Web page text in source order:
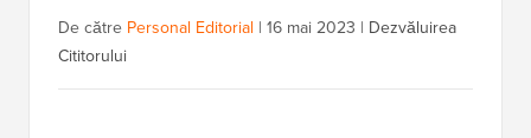
De către Personal Editorial | 16 mai 2023 | Dezvăluirea
Cititorului